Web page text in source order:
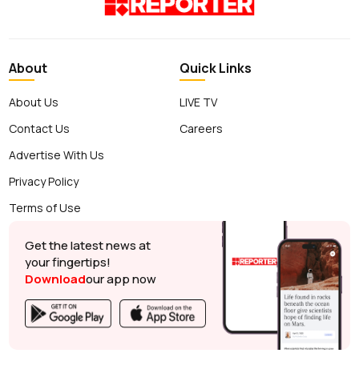
About
About Us
Contact Us
Advertise With Us
Privacy Policy
Terms of Use
Quick Links
LIVE TV
Careers
Get the latest news at
your fingertips!
Downloadour app now